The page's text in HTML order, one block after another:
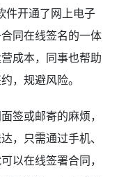
件开通了网上电子
同在线签名的一体
成本，同事也帮助
，规避风险。
签或邮寄的麻烦，
，只需通过手机、
以在线签署合同，